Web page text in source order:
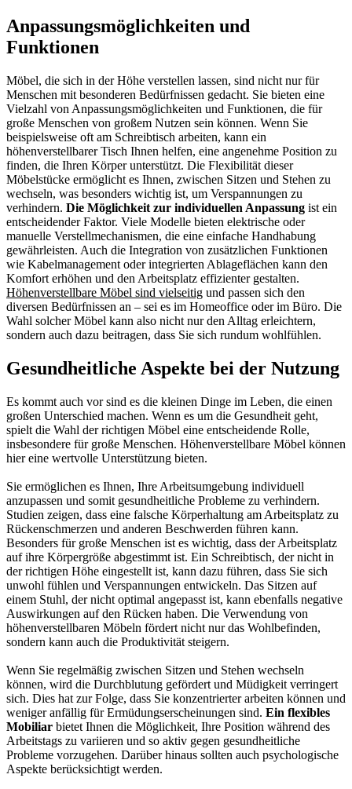
Anpassungsmöglichkeiten und
Funktionen
Möbel, die sich in der Höhe verstellen lassen, sind nicht nur für
Menschen mit besonderen Bedürfnissen gedacht. Sie bieten eine
Vielzahl von Anpassungsmöglichkeiten und Funktionen, die für
große Menschen von großem Nutzen sein können. Wenn Sie
beispielsweise oft am Schreibtisch arbeiten, kann ein
höhenverstellbarer Tisch Ihnen helfen, eine angenehme Position zu
finden, die Ihren Körper unterstützt. Die Flexibilität dieser
Möbelstücke ermöglicht es Ihnen, zwischen Sitzen und Stehen zu
wechseln, was besonders wichtig ist, um Verspannungen zu
verhindern. Die Möglichkeit zur individuellen Anpassung ist ein
entscheidender Faktor. Viele Modelle bieten elektrische oder
manuelle Verstellmechanismen, die eine einfache Handhabung
gewährleisten. Auch die Integration von zusätzlichen Funktionen
wie Kabelmanagement oder integrierten Ablageflächen kann den
Komfort erhöhen und den Arbeitsplatz effizienter gestalten.
Höhenverstellbare Möbel sind vielseitig und passen sich den
diversen Bedürfnissen an – sei es im Homeoffice oder im Büro. Die
Wahl solcher Möbel kann also nicht nur den Alltag erleichtern,
sondern auch dazu beitragen, dass Sie sich rundum wohlfühlen.
Gesundheitliche Aspekte bei der Nutzung
Es kommt auch vor sind es die kleinen Dinge im Leben, die einen
großen Unterschied machen. Wenn es um die Gesundheit geht,
spielt die Wahl der richtigen Möbel eine entscheidende Rolle,
insbesondere für große Menschen. Höhenverstellbare Möbel können
hier eine wertvolle Unterstützung bieten.
Sie ermöglichen es Ihnen, Ihre Arbeitsumgebung individuell
anzupassen und somit gesundheitliche Probleme zu verhindern.
Studien zeigen, dass eine falsche Körperhaltung am Arbeitsplatz zu
Rückenschmerzen und anderen Beschwerden führen kann.
Besonders für große Menschen ist es wichtig, dass der Arbeitsplatz
auf ihre Körpergröße abgestimmt ist. Ein Schreibtisch, der nicht in
der richtigen Höhe eingestellt ist, kann dazu führen, dass Sie sich
unwohl fühlen und Verspannungen entwickeln. Das Sitzen auf
einem Stuhl, der nicht optimal angepasst ist, kann ebenfalls negative
Auswirkungen auf den Rücken haben. Die Verwendung von
höhenverstellbaren Möbeln fördert nicht nur das Wohlbefinden,
sondern kann auch die Produktivität steigern.
Wenn Sie regelmäßig zwischen Sitzen und Stehen wechseln
können, wird die Durchblutung gefördert und Müdigkeit verringert
sich. Dies hat zur Folge, dass Sie konzentrierter arbeiten können und
weniger anfällig für Ermüdungserscheinungen sind. Ein flexibles
Mobiliar bietet Ihnen die Möglichkeit, Ihre Position während des
Arbeitstags zu variieren und so aktiv gegen gesundheitliche
Probleme vorzugehen. Darüber hinaus sollten auch psychologische
Aspekte berücksichtigt werden.